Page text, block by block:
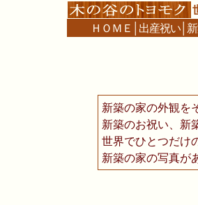
ＨＯＭＥ 出産祝い
新築の家の外観を
新築のお祝い、新
世界でひとつだけ
新築の家の写真が